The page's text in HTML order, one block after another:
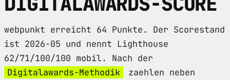
webpunkt erreicht 64 Punkte. Der Scorestand
ist 2026-05 und nennt Lighthouse
62/71/100/100 mobil. Nach der
Digitalawards-Methodik
zaehlen neben